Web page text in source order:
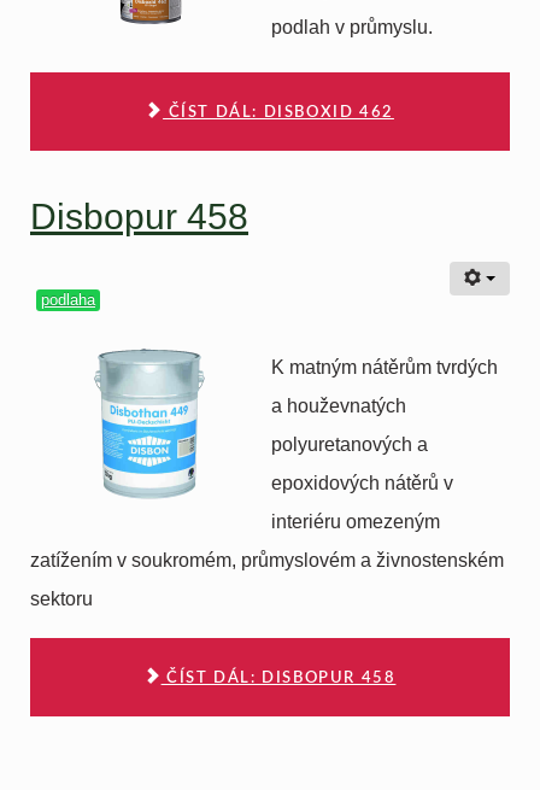
podlah v průmyslu.
ČÍST DÁL: DISBOXID 462
Disbopur 458
podlaha
K matným nátěrům tvrdých
a houževnatých
polyuretanových a
epoxidových nátěrů v
interiéru omezeným
zatížením v soukromém, průmyslovém a živnostenském
sektoru
ČÍST DÁL: DISBOPUR 458